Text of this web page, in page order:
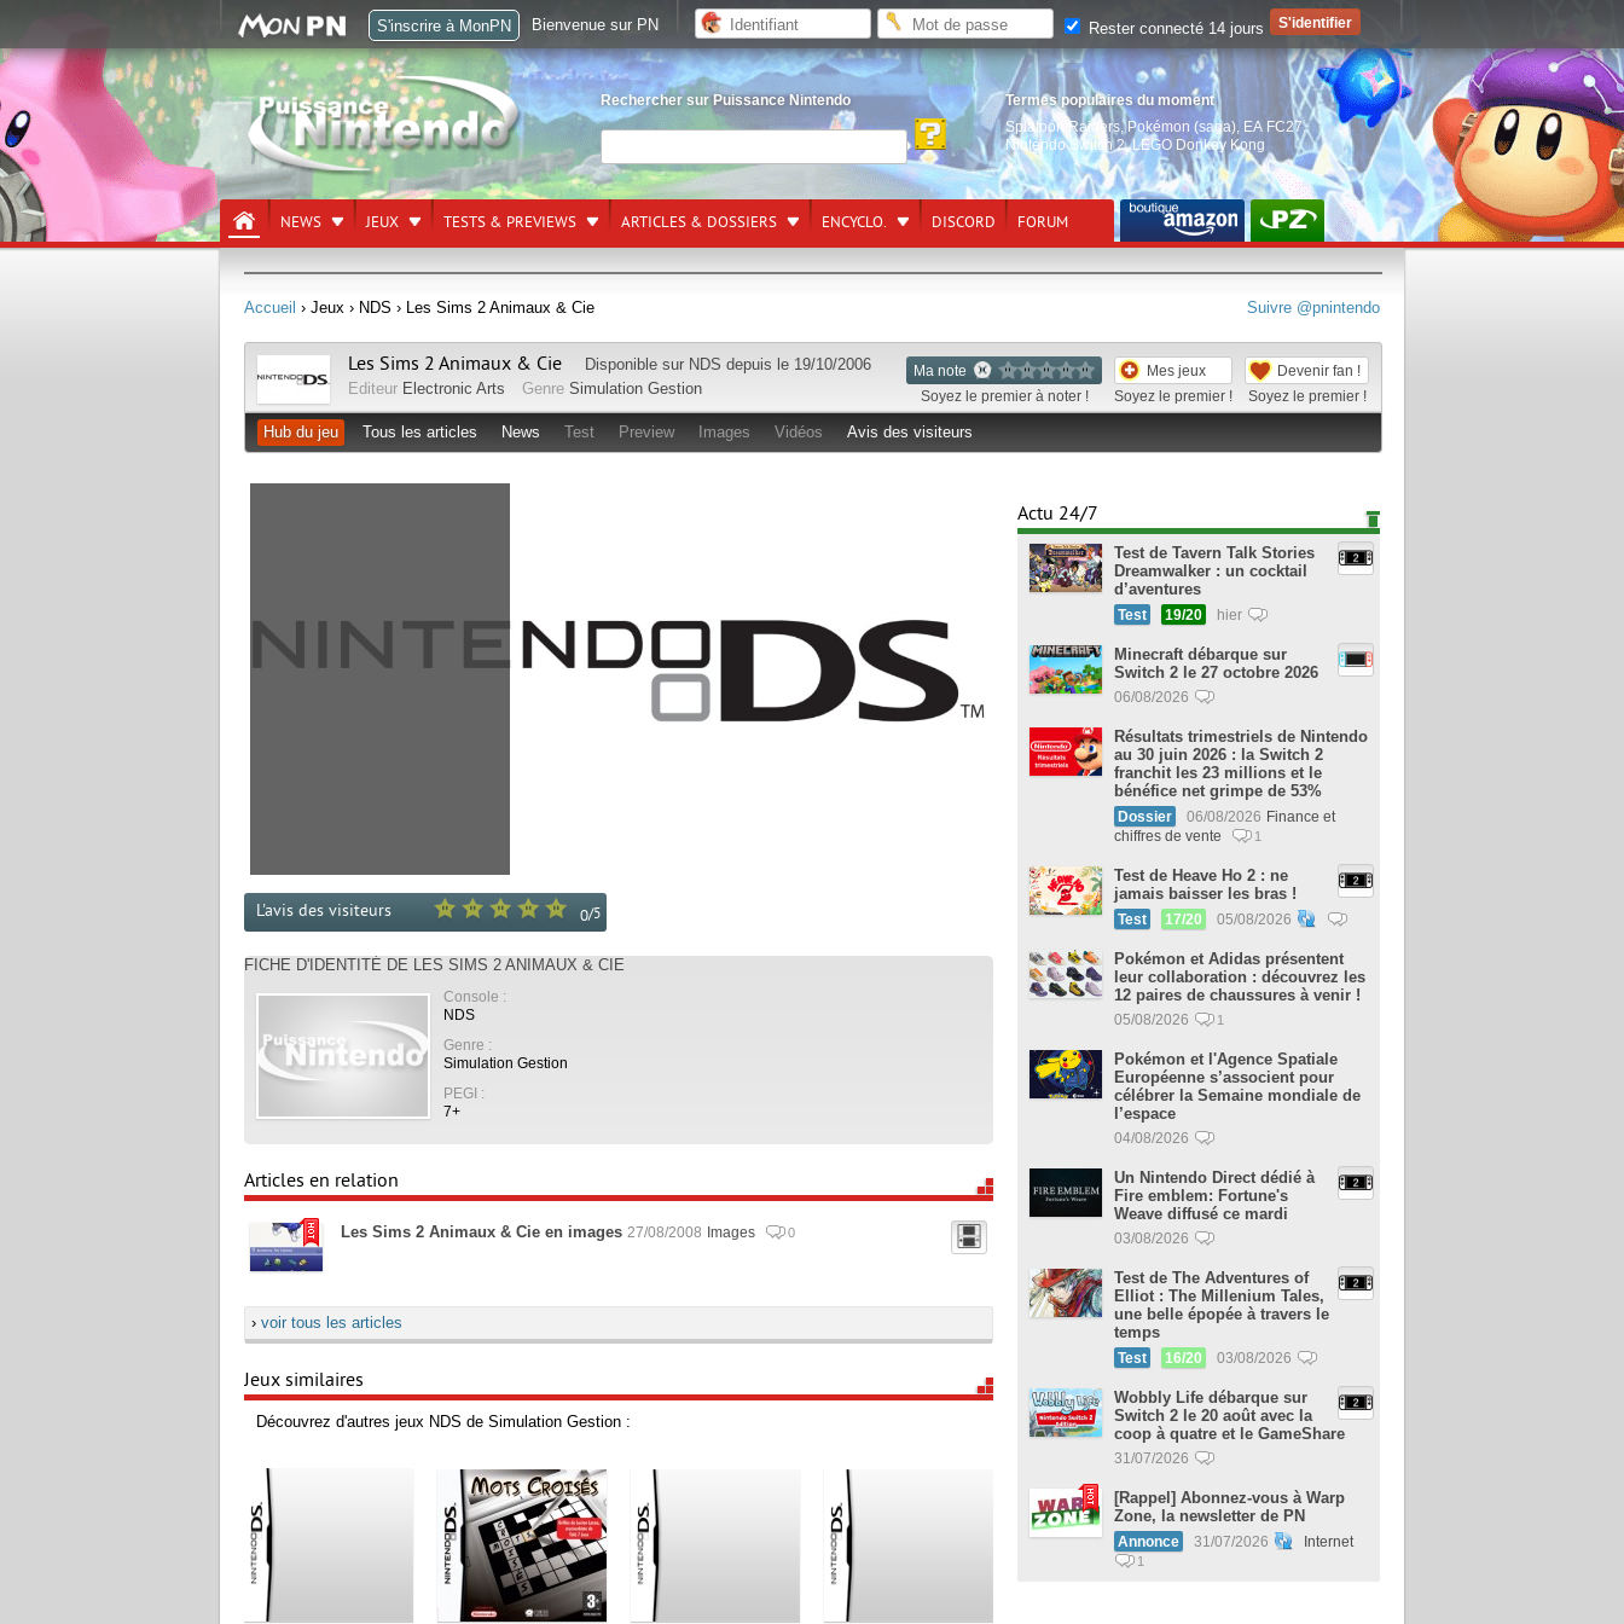
Rechercher sur Puissance Nintendo
Termes populaires du moment
Splatoon Raiders, Pokémon (saga) EA FC27,
Nintendo Switch 2,LEGO Donkey Kong
NEWS JEUX TESTS & PREVIEWS ARTICLES & DOSSIERS ENCYCLO. DISCORD FORUM
Suivre @pnintendo
Accueil › Jeux › NDS › Les Sims 2 Animaux & Cie
Ma note
Soyez le premier à noter !
Mes jeux
Soyez le premier !
Devenir fan !
Soyez le premier !
Les Sims 2 Animaux & Cie Disponible sur NDS depuis le 19/10/2006
Editeur Electronic Arts Genre Simulation Gestion
Hub du jeu Tous les articles News Test Preview Images Vidéos Avis des visiteurs
0/5
L'avis des visiteurs
FICHE D'IDENTITÉ DE LES SIMS 2 ANIMAUX & CIE
Console :
NDS
Genre :
Simulation Gestion
PEGI :
7+
Articles en relation
Les Sims 2 Animaux & Cie en images 27/08/2008 Images 0
› voir tous les articles
Jeux similaires
Découvrez d'autres jeux NDS de Simulation Gestion :
Actu 24/7
Test de Tavern Talk Stories
Dreamwalker : un cocktail
d’aventures
Test 19/20 hier
Minecraft débarque sur
Switch 2 le 27 octobre 2026
06/08/2026
Résultats trimestriels de Nintendo
au 30 juin 2026 : la Switch 2
franchit les 23 millions et le
bénéfice net grimpe de 53%
Dossier 06/08/2026 Finance et
chiffres de vente
1
Test de Heave Ho 2 : ne
jamais baisser les bras !
Test 17/20 05/08/2026
Pokémon et Adidas présentent
leur collaboration : découvrez les
12 paires de chaussures à venir !
05/08/2026 1
Pokémon et l'Agence Spatiale
Européenne s’associent pour
célébrer la Semaine mondiale de
l’espace
04/08/2026
Un Nintendo Direct dédié à
Fire emblem: Fortune's
Weave diffusé ce mardi
03/08/2026
Test de The Adventures of
Elliot : The Millenium Tales,
une belle épopée à travers le
temps
Test 16/20 03/08/2026
Wobbly Life débarque sur
Switch 2 le 20 août avec la
coop à quatre et le GameShare
31/07/2026
[Rappel] Abonnez-vous à Warp
Zone, la newsletter de PN
Annonce 31/07/2026 Internet
1
S'inscrire à MonPN Bienvenue sur PN Rester connecté 14 jours